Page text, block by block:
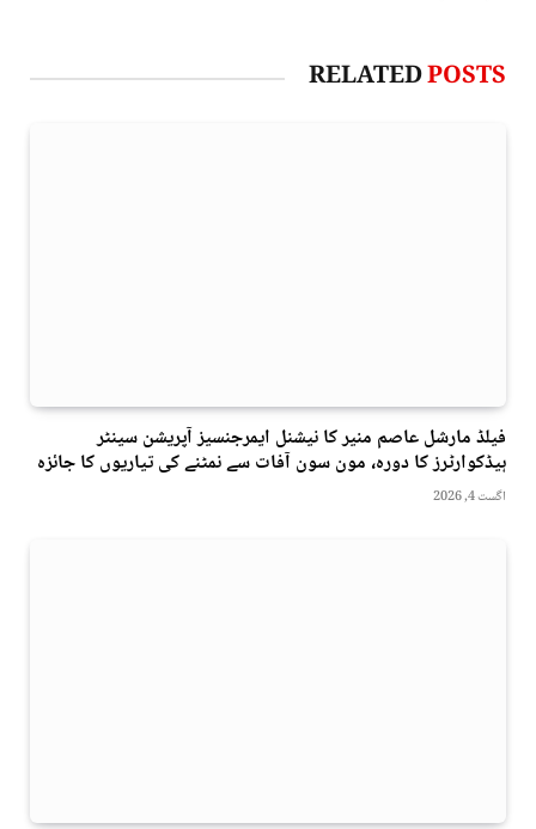
RELATEDPOSTS
فیلڈ مارشل عاصم منیر کا نیشنل ایمرجنسیز آپریشن سینٹر
ہیڈکوارٹرز کا دورہ، مون سون آفات سے نمٹنے کی تیاریوں کا جائزہ
اگست 4, 2026